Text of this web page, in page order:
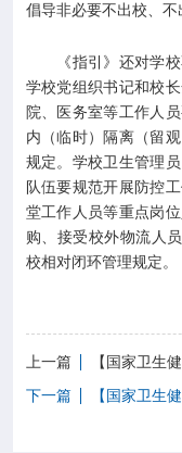
在线互动
政务公开
倡导非必要不出校、不
《指引》还对学校
学校党组织书记和校
院、医务室等工作人
内（临时）隔离（留
规定。学校卫生管理
队伍要规范开展防控
堂工作人员等重点岗
购、接受校外物流人
校相对闭环管理规定。
上一篇
下一篇